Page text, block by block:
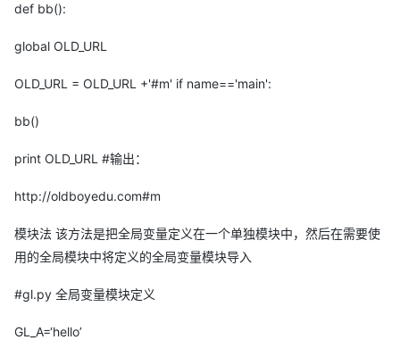
def bb():
global OLD_URL
OLD_URL = OLD_URL +'#m' if name=='main':
bb()
print OLD_URL #输出：
http://oldboyedu.com#m
模块法 该方法是把全局变量定义在一个单独模块中，然后在需要使
用的全局模块中将定义的全局变量模块导入
#gl.py 全局变量模块定义
GL_A=‘hello’